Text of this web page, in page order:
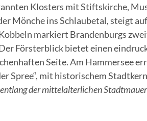
Klosters mit Stiftskirche,
Mönche ins Schlaubetal, steigt
markiert Brandenburgs
Försterblick bietet einen
Seite. Am Hammersee
Spree“, mit historischem
der mittelalterlichen